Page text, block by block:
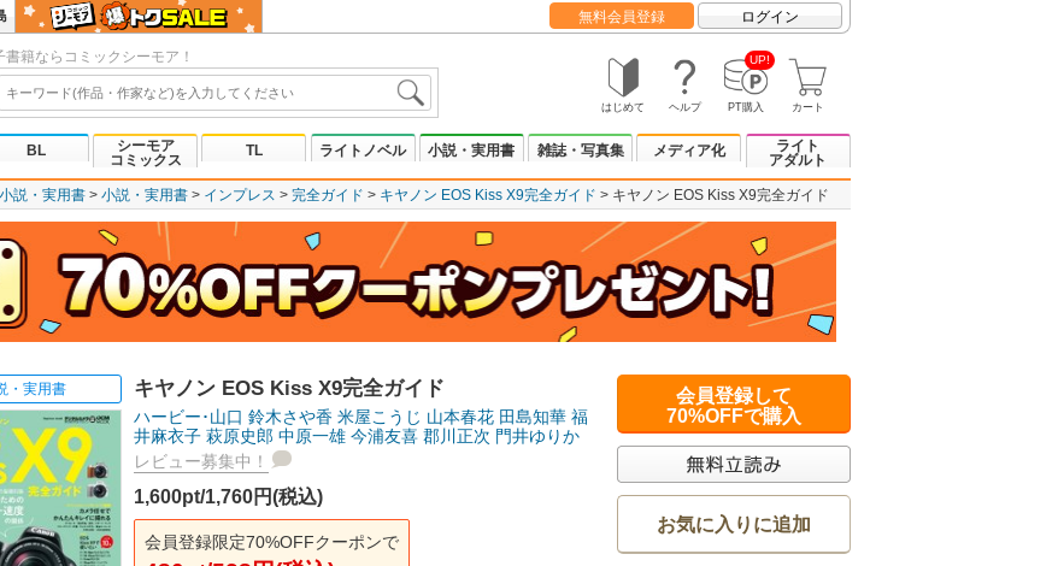
無料会員登録 ログイン
籍ならコミックシーモア！
はじめて ヘルプ
UP!
PT購入 カート
BL
シーモア
コミックス
TL ライトノベル 小説・実用書 雑誌・写真集 メディア化
ライト
アダルト
小説・実用書 小説・実用書 インプレス 完全ガイド キヤノン EOS Kiss X9完全ガイド キヤノン EOS Kiss X9完全ガイド
・実用書 キヤノン EOS Kiss X9完全ガイド
ハービー･山口 鈴木さや香 米屋こうじ 山本春花 田島知華 福
井麻衣子 萩原史郎 中原一雄 今浦友喜 郡川正次 門井ゆりか
レビュー募集中！
1,600pt/1,760円(税込)
会員登録限定70%OFFクーポンで
会員登録して
70%OFFで購入
お気に入りに追加